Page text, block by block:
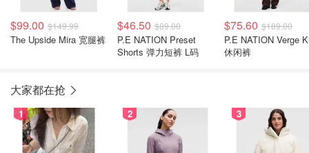
$99.00 $149.99
The Upside Mira 宽腿裤
$46.50 $89.00
P.E NATION Preset
Shorts 弹力短裤 L码
$75.60 $189.00
P.E NATION Verge
休闲裤
大家都在抢
1 2 3